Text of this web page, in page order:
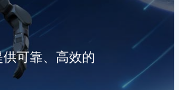
可靠、高效的